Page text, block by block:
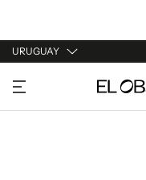
URUGUAY
URUGUAY
ARGENTINA